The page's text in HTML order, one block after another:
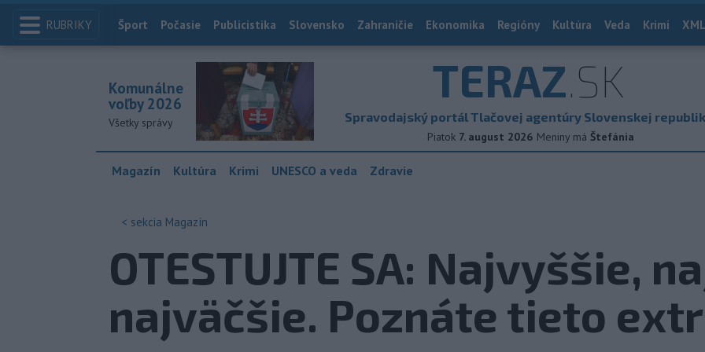
RUBRIKY Index
Šport Počasie Publicistika Slovensko Zahraničie Ekonomika Regióny Kultúra Veda Krimi
TERAZ.SK
Spravodajský portál Tlačovej agentúry Slovenskej
Piatok 7. august 2026 Meniny má Štefánia
Komunálne
voľby 2026
Všetky správy
Magazín Kultúra Krimi UNESCO a veda Zdravie
< sekcia Magazín
OTESTUJTE SA: Najvyššie,
najväčšie. Poznáte tieto